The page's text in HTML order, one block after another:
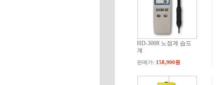
HD-3008 노점계 습도
계
판매가: 158,900원